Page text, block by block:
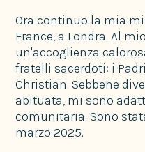
Ora continuo la mia
France, a Londra. Al
un'accoglienza
fratelli sacerdoti: i
Christian. Sebbene
abituata, mi sono
comunitaria. Sono
marzo 2025.